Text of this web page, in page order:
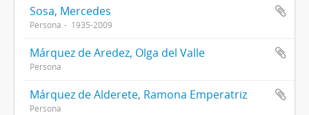
Sosa, Mercedes
Persona 1935-2009
Márquez de Aredez, Olga del Valle
Persona
Márquez de Alderete, Ramona Emperatriz
Persona